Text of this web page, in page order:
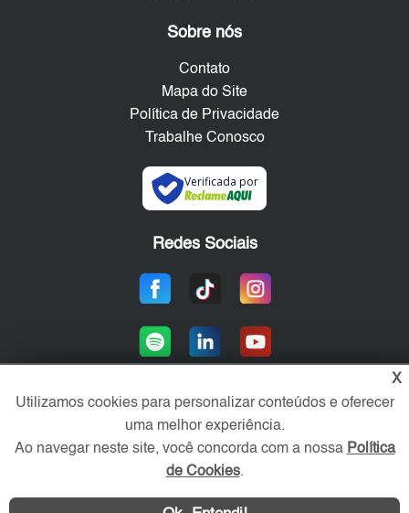
Sobre nós
Contato
Mapa do Site
Política de Privacidade
Trabalhe Conosco
Verificada por
Redes Sociais
Área exclusiva aos anunciantes,
acesse sua conta:
X
Utilizamos cookies para personalizar conteúdos e oferecer
uma melhor experiência.
Ao navegar neste site, você concorda com a nossa Política
de Cookies.